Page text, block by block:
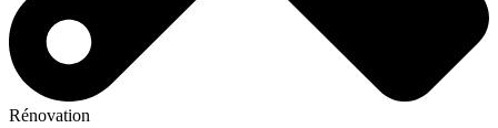
Rénovation